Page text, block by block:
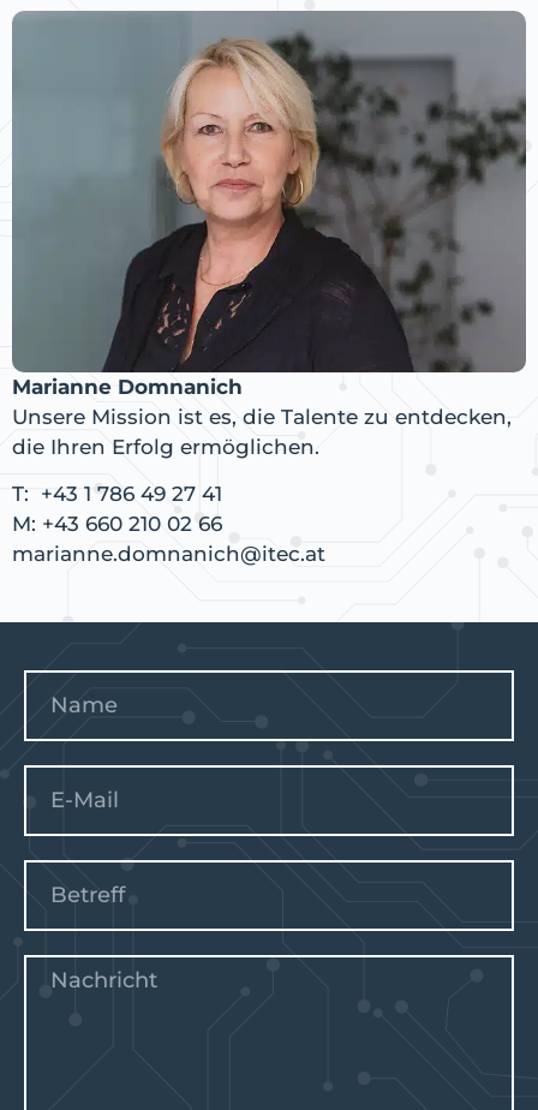
Marianne Domnanich
Unsere Mission ist es, die Talente zu entdecken,
die Ihren Erfolg ermöglichen.
T: +43 1 786 49 27 41
M: +43 660 210 02 66
marianne.domnanich@itec.at